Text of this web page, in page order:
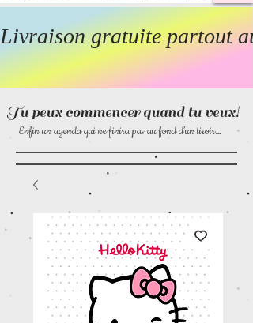
Tu peux commencer quand tu veux!
Enfin un agenda qui ne finira pas au fond d’un tiroir…
Livraison gratuite partout